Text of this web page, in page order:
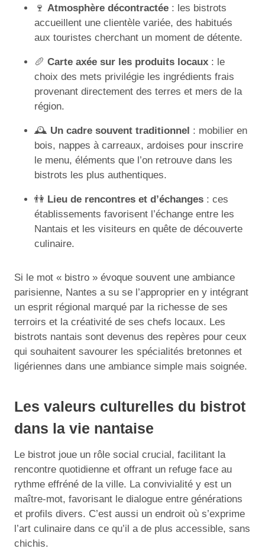
🍷 Atmosphère décontractée : les bistrots
accueillent une clientèle variée, des habitués
aux touristes cherchant un moment de détente.
🥖 Carte axée sur les produits locaux : le
choix des mets privilégie les ingrédients frais
provenant directement des terres et mers de la
région.
🕰️ Un cadre souvent traditionnel : mobilier en
bois, nappes à carreaux, ardoises pour inscrire
le menu, éléments que l’on retrouve dans les
bistrots les plus authentiques.
👫 Lieu de rencontres et d’échanges : ces
établissements favorisent l’échange entre les
Nantais et les visiteurs en quête de découverte
culinaire.
Si le mot « bistro » évoque souvent une ambiance
parisienne, Nantes a su se l’approprier en y intégrant
un esprit régional marqué par la richesse de ses
terroirs et la créativité de ses chefs locaux. Les
bistrots nantais sont devenus des repères pour ceux
qui souhaitent savourer les spécialités bretonnes et
ligériennes dans une ambiance simple mais soignée.
Les valeurs culturelles du bistrot
dans la vie nantaise
Le bistrot joue un rôle social crucial, facilitant la
rencontre quotidienne et offrant un refuge face au
rythme effréné de la ville. La convivialité y est un
maître-mot, favorisant le dialogue entre générations
et profils divers. C’est aussi un endroit où s’exprime
l’art culinaire dans ce qu’il a de plus accessible, sans
chichis.